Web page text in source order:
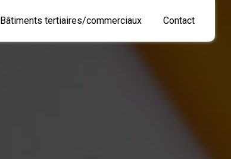
Bâtiments tertiaires/commerciaux Contact